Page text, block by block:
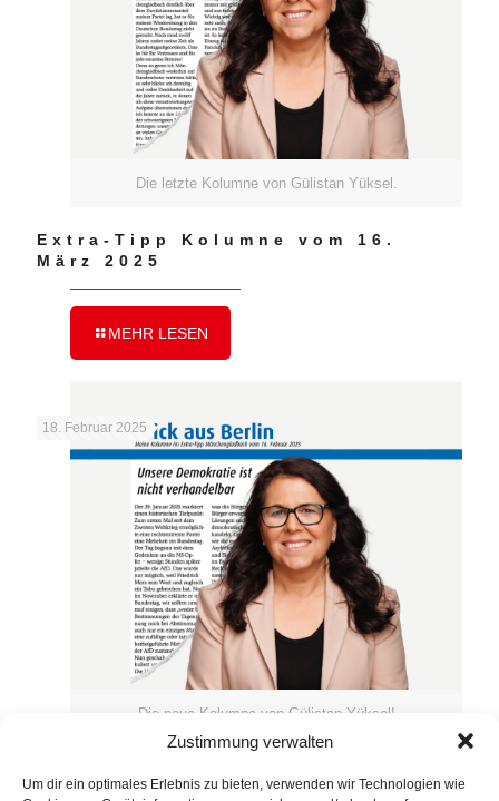
Zustimmung verwalten
Um dir ein optimales Erlebnis zu bieten, verwenden wir Technologien wie
Die letzte Kolumne von Gülistan Yüksel.
Extra-Tipp Kolumne vom 16.
März 2025
MEHR LESEN
Die neue Kolumne von Gülistan Yüksel!
18. Februar 2025
Februar 2025